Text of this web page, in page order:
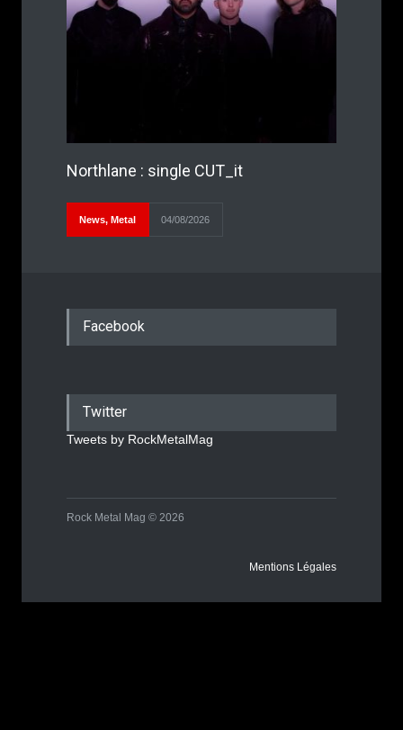
Northlane : single CUT_it
News, Metal 04/08/2026
Facebook
Twitter
Tweets by RockMetalMag
Rock Metal Mag © 2026
Mentions Légales